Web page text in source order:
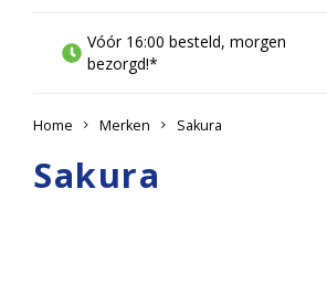
Vóór 16:00 besteld, morgen
bezorgd!*
Home Merken Sakura
Sakura